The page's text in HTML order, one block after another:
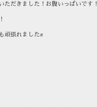
ただきました！お腹いっぱいです！
頑張れました✊